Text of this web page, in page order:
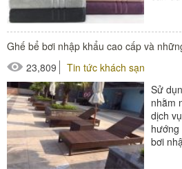
Ghế bể bơi nhập khẩu cao cấp và
23,809
Tin tức khách sạn
Sử
nhằm
dịch
bơi